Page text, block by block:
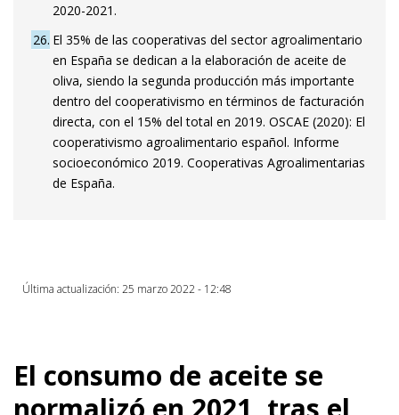
2020-2021.
26 El 35% de las cooperativas del sector agroalimentario
en España se dedican a la elaboración de aceite de
oliva, siendo la segunda producción más importante
dentro del cooperativismo en términos de facturación
directa, con el 15% del total en 2019. OSCAE (2020): El
cooperativismo agroalimentario español. Informe
socioeconómico 2019. Cooperativas Agroalimentarias
de España.
Última actualización: 25 marzo 2022 - 12:48
El consumo de aceite se